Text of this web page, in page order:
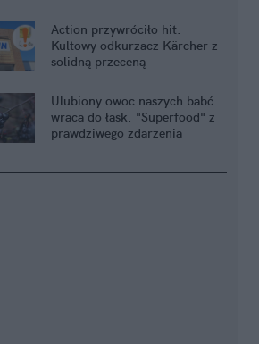
Action przywróciło hit.
Kultowy odkurzacz Kärcher z
solidną przeceną
Ulubiony owoc naszych babć
wraca do łask. "Superfood" z
prawdziwego zdarzenia